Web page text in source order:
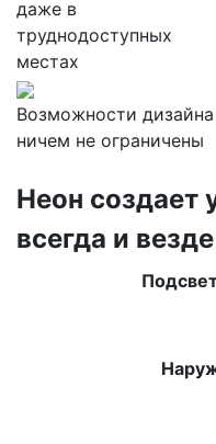
даже в
труднодоступных
местах
Возможности дизайна
ничем не ограничены
Неон создает
всегда и везде